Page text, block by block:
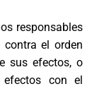
responsables
el orden
sus efectos, o
efectos con el